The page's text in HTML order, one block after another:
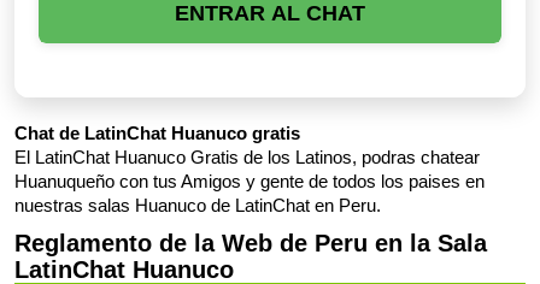
ENTRAR AL CHAT
Chat de LatinChat Huanuco gratis
El LatinChat Huanuco Gratis de los Latinos, podras chatear
Huanuqueño con tus Amigos y gente de todos los paises en
nuestras salas Huanuco de LatinChat en Peru.
Reglamento de la Web de Peru en la Sala
LatinChat Huanuco